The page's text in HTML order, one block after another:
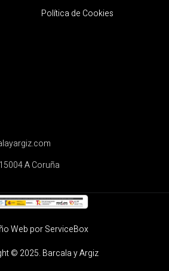
Política de Cookies
A Coruña
Web por ServiceBox
© 2025. Barcala y Argiz